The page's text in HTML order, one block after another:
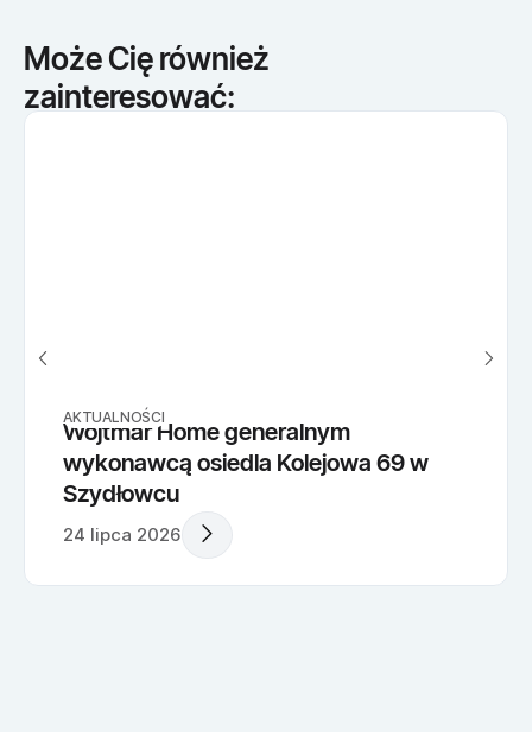
Może Cię również
zainteresować:
AKTUALNOŚCI
Wojtmar Home generalnym
wykonawcą osiedla Kolejowa 69 w
Szydłowcu
24 lipca 2026